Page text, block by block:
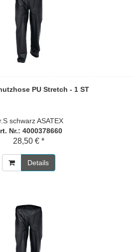
PU Stretch - 1 ST
schwarz ASATEX
Nr.: 4000378660
28,50 € *
Details